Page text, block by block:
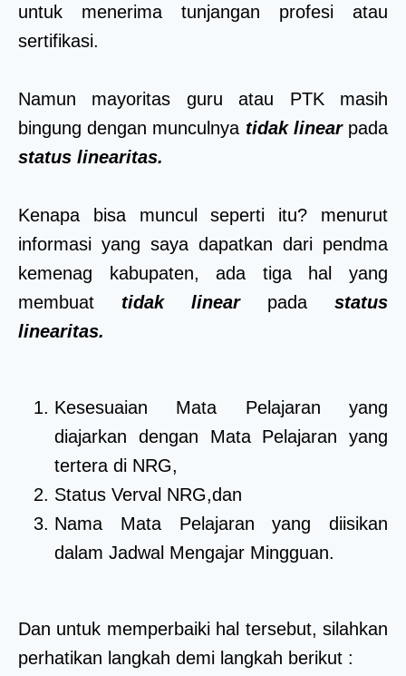
untuk menerima tunjangan profesi atau
sertifikasi.
Namun mayoritas guru atau PTK masih
bingung dengan munculnya tidak linearpada
status linearitas.
Kenapa bisa muncul seperti itu? menurut
informasi yang saya dapatkan dari pendma
kemenag kabupaten, ada tiga hal yang
membuat tidak linearpada status
linearitas.
Kesesuaian Mata Pelajaran yang
diajarkan dengan Mata Pelajaran yang
tertera di NRG,
Status Verval NRG,dan
Nama Mata Pelajaran yang diisikan
dalam Jadwal Mengajar Mingguan.
Dan untuk memperbaiki hal tersebut, silahkan
perhatikan langkah demi langkah berikut :